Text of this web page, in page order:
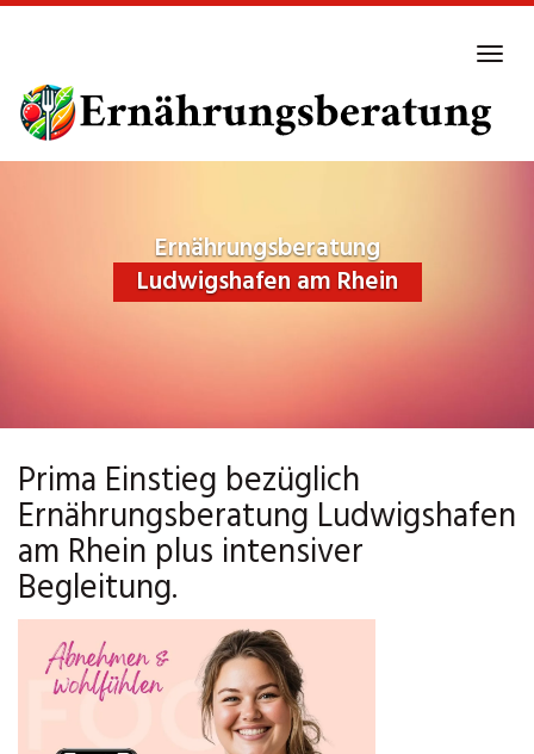
main
content
Ernährungsberatung
Ludwigshafen am Rhein
Prima Einstieg bezüglich
Ernährungsberatung Ludwigshafen
am Rhein plus intensiver
Begleitung.